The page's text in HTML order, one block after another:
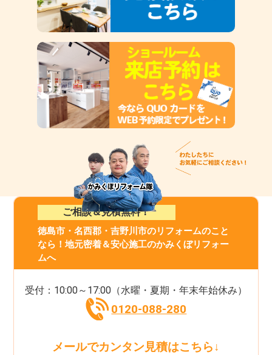
ご相談＆見積無料！
徳島市・名西郡・吉野川市のリフォームのこと
なら！地元密着＆安心施工のかみくぼリフォー
ムへ
受付：10:00～17:00（水曜・夏期・年末年始休み）
0120-088-280
メールでカンタン見積はこちら↓